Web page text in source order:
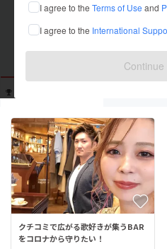
I agree to the Terms of Use and
I agree to the International
Continue
出身国：未設定
クチコミで広がる歌好きが集うBAR
をコロナから守りたい！